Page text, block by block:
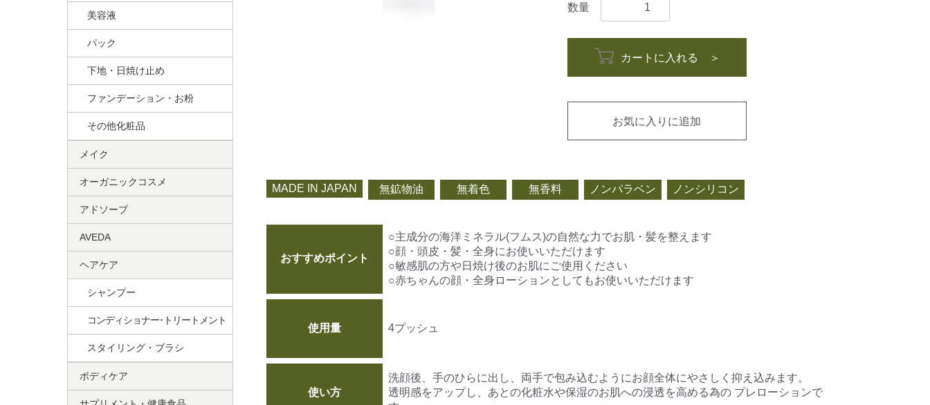
美容液
パック
下地・日焼け止め
ファンデーション・お粉
その他化粧品
メイク
オーガニックコスメ
アドソーブ
AVEDA
ヘアケア
シャンプー
コンディショナー･トリートメント
スタイリング・ブラシ
ボディケア
数量
カートに入れる ＞
お気に入りに追加
MADE IN JAPAN 無鉱物油 無着色 無香料 ノンパラベン ノンシリコン
おすすめポイント
○主成分の海洋ミネラル(フムス)の自然な力でお肌・髪を整えます
○顔・頭皮・髪・全身にお使いいただけます
○敏感肌の方や日焼け後のお肌にご使用ください
○赤ちゃんの顔・全身ローションとしてもお使いいただけます
使用量 4プッシュ
使い方
洗顔後、手のひらに出し、両手で包み込むようにお顔全体にやさしく抑え込みます。
透明感をアップし、あとの化粧水や保湿のお肌への浸透を高める為の プレローションで